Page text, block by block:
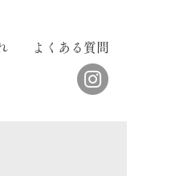
よくある質問